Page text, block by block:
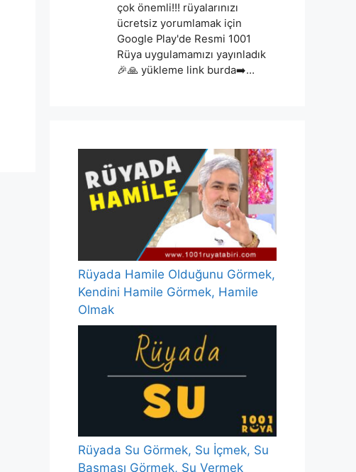
çok önemli!!! rüyalarınızı
ücretsiz yorumlamak için
Google Play'de Resmi 1001
Rüya uygulamamızı yayınladık
🎉🙏 yükleme link burda➡️…
Rüyada Hamile Olduğunu Görmek,
Kendini Hamile Görmek, Hamile
Olmak
Rüyada Su Görmek, Su İçmek, Su
Basması Görmek, Su Vermek